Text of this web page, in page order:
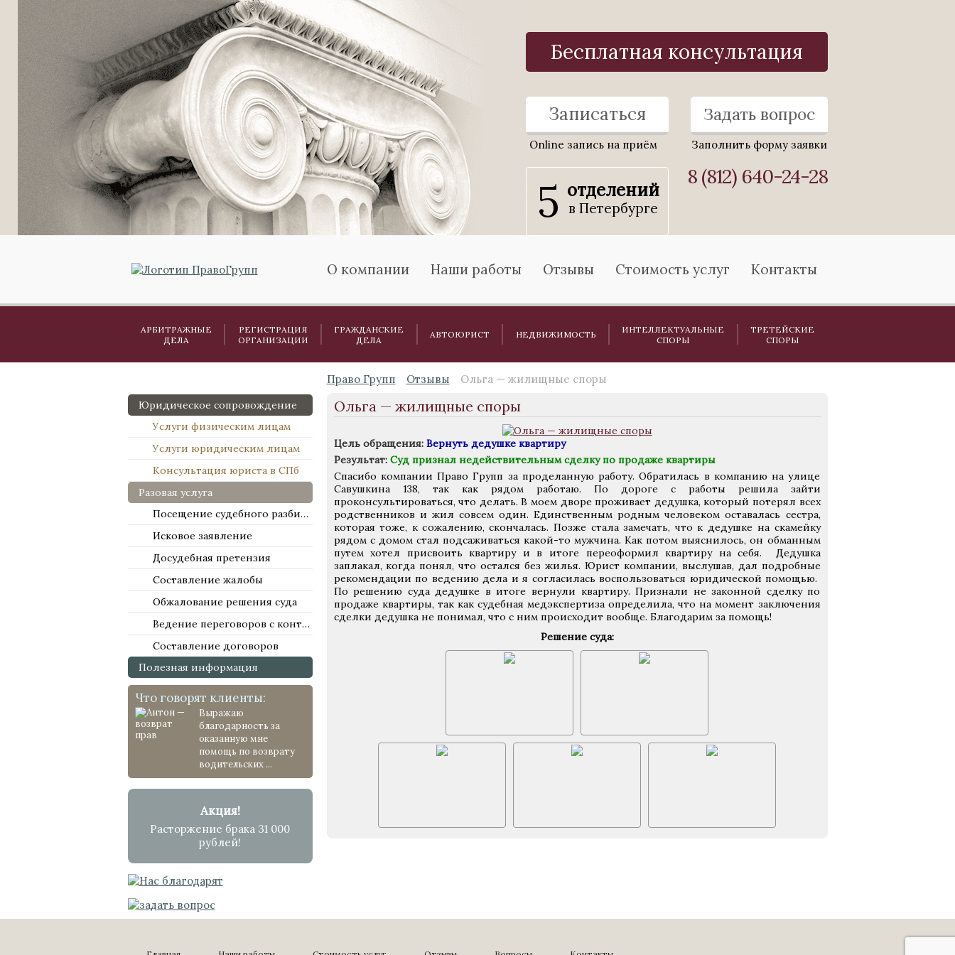
Бесплатная консультация
Записаться
Online запись на приём
Задать вопрос
Заполнить форму заявки
5 отделений
в Петербурге
8 (812) 640-24-28
О компании Наши работы Отзывы Стоимость услуг Контакты
АРБИТРАЖНЫЕ
ДЕЛА
РЕГИСТРАЦИЯ
ОРГАНИЗАЦИИ
ГРАЖДАНСКИЕ
ДЕЛА
АВТОЮРИСТ НЕДВИЖИМОСТЬ
ИНТЕЛЛЕКТУАЛЬНЫЕ
СПОРЫ
ТРЕТЕЙСКИЕ
СПОРЫ
Юридическое сопровождение
Услуги физическим лицам
Услуги юридическим лицам
Консультация юриста в СПб
Разовая услуга
Посещение судебного разбирательства
Исковое заявление
Досудебная претензия
Составление жалобы
Обжалование решения суда
Ведение переговоров с контрагентами
Составление договоров
Полезная информация
Что говорят клиенты:
Выражаю
благодарность за
оказанную мне
помощь по возврату
водительских ...
Акция!
Расторжение брака 31 000
рублей!
Право Групп Отзывы Ольга — жилищные споры
Ольга — жилищные споры
Цель обращения:Вернуть дедушке квартиру
Результат:Суд признал недействительным сделку по продаже квартиры
Спасибо компании Право Групп за проделанную работу. Обратилась в компанию на улице
Савушкина 138, так как рядом работаю. По дороге с работы решила зайти
проконсультироваться, что делать. В моем дворе проживает дедушка, который потерял всех
родственников и жил совсем один. Единственным родным человеком оставалась сестра,
которая тоже, к сожалению, скончалась. Позже стала замечать, что к дедушке на скамейку
рядом с домом стал подсаживаться какой-то мужчина. Как потом выяснилось, он обманным
путем хотел присвоить квартиру и в итоге переоформил квартиру на себя. Дедушка
заплакал, когда понял, что остался без жилья. Юрист компании, выслушав, дал подробные
рекомендации по ведению дела и я согласилась воспользоваться юридической помощью.
По решению суда дедушке в итоге вернули квартиру. Признали не законной сделку по
продаже квартиры, так как судебная медэкспертиза определила, что на момент заключения
сделки дедушка не понимал, что с ним происходит вообще. Благодарим за помощь!
Решение суда: